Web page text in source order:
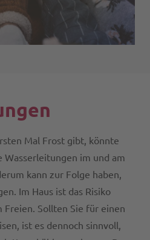
Mal Frost gibt, könnte
Wasserleitungen im und am
kann zur Folge haben,
Im Haus ist das Risiko
Freien. Sollten Sie für einen
ist es dennoch sinnvoll,